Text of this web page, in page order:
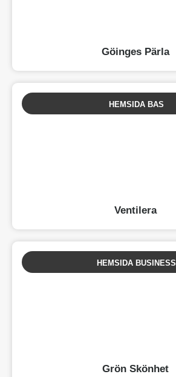
Göinges Pärla
HEMSIDA BAS
Ventilera
HEMSIDA BUSINESS
Grön Skönhet